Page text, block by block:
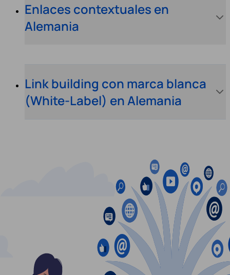
Enlaces contextuales en
Alemania
Link building con marca blanca
(White-Label) en Alemania